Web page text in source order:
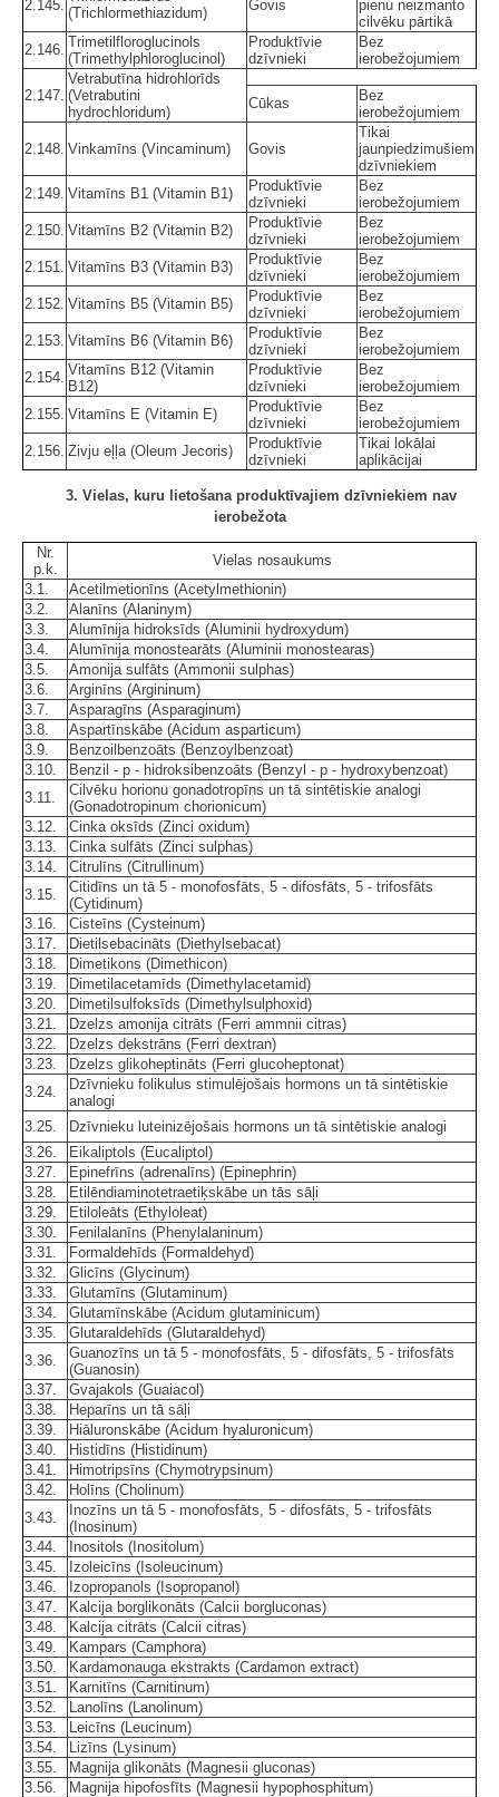
2.145. (Trichlormethiazidum)
Govis
pienu neizmanto
cilvēku pārtikā
2.146. Trimetilfloroglucinols
(Trimethylphloroglucinol)
Produktīvie
dzīvnieki
Bez
ierobežojumiem
2.147.
Vetrabutīna hidrohlorīds
(Vetrabutini
hydrochloridum)
Cūkas
Bez
ierobežojumiem
2.148. Vinkamīns (Vincaminum) Govis
Tikai
jaunpiedzimušiem
dzīvniekiem
2.149. Vitamīns B1 (Vitamin B1)
Produktīvie
dzīvnieki
Bez
ierobežojumiem
2.150. Vitamīns B2 (Vitamin B2)
Produktīvie
dzīvnieki
Bez
ierobežojumiem
2.151.
Vitamīns B3 (Vitamin B3)
Produktīvie
dzīvnieki
Bez
ierobežojumiem
2.152. Vitamīns B5 (Vitamin B5)
Produktīvie
dzīvnieki
Bez
ierobežojumiem
2.153. Vitamīns B6 (Vitamin B6)
Produktīvie
dzīvnieki
Bez
ierobežojumiem
2.154. Vitamīns B12 (Vitamin
B12)
Produktīvie
dzīvnieki
Bez
ierobežojumiem
2.155. Vitamīns E (Vitamin E)
Produktīvie
dzīvnieki
Bez
ierobežojumiem
2.156. Zivju eļļa (Oleum Jecoris)
Produktīvie
dzīvnieki
Tikai lokālai
aplikācijai
3. Vielas, kuru lietošana produktīvajiem dzīvniekiem nav
ierobežota
Nr.
p.k.
Vielas nosaukums
3.1.
Acetilmetionīns (Acetylmethionin)
3.2.
Alanīns (Alaninym)
3.3.
Alumīnija hidroksīds (Aluminii hydroxydum)
3.4.
Alumīnija monostearāts (Aluminii monostearas)
3.5.
Amonija sulfāts (Ammonii sulphas)
3.6.
Arginīns (Argininum)
3.7.
Asparagīns (Asparaginum)
3.8.
Aspartīnskābe (Acidum asparticum)
3.9.
Benzoilbenzoāts (Benzoylbenzoat)
3.10.
Benzil - p - hidroksibenzoāts (Benzyl - p - hydroxybenzoat)
3.11.
Cilvēku horionu gonadotropīns un tā sintētiskie analogi
(Gonadotropinum chorionicum)
3.12.
Cinka oksīds (Zinci oxidum)
3.13.
Cinka sulfāts (Zinci sulphas)
3.14.
Citrulīns (Citrullinum)
3.15.
Citidīns un tā 5 - monofosfāts, 5 - difosfāts, 5 - trifosfāts
(Cytidinum)
3.16.
Cisteīns (Cysteinum)
3.17.
Dietilsebacināts (Diethylsebacat)
3.18.
Dimetikons (Dimethicon)
3.19.
Dimetilacetamīds (Dimethylacetamid)
3.20.
Dimetilsulfoksīds (Dimethylsulphoxid)
3.21.
Dzelzs amonija citrāts (Ferri ammnii citras)
3.22.
Dzelzs dekstrāns (Ferri dextran)
3.23.
Dzelzs glikoheptināts (Ferri glucoheptonat)
3.24.
Dzīvnieku folikulus stimulējošais hormons un tā sintētiskie
analogi
3.25.
Dzīvnieku luteinizējošais hormons un tā sintētiskie analogi
3.26.
Eikaliptols (Eucaliptol)
3.27.
Epinefrīns (adrenalīns) (Epinephrin)
3.28.
Etilēndiaminotetraetiķskābe un tās sāļi
3.29.
Etiloleāts (Ethyloleat)
3.30.
Fenilalanīns (Phenylalaninum)
3.31.
Formaldehīds (Formaldehyd)
3.32.
Glicīns (Glycinum)
3.33.
Glutamīns (Glutaminum)
3.34.
Glutamīnskābe (Acidum glutaminicum)
3.35.
Glutaraldehīds (Glutaraldehyd)
3.36.
Guanozīns un tā 5 - monofosfāts, 5 - difosfāts, 5 - trifosfāts
(Guanosin)
3.37.
Gvajakols (Guaiacol)
3.38.
Heparīns un tā sāļi
3.39.
Hiāluronskābe (Acidum hyaluronicum)
3.40.
Histidīns (Histidinum)
3.41.
Himotripsīns (Chymotrypsinum)
3.42.
Holīns (Cholinum)
3.43.
Inozīns un tā 5 - monofosfāts, 5 - difosfāts, 5 - trifosfāts
(Inosinum)
3.44.
Inositols (Inositolum)
3.45.
Izoleicīns (Isoleucinum)
3.46.
Izopropanols (Isopropanol)
3.47.
Kalcija borglikonāts (Calcii borgluconas)
3.48.
Kalcija citrāts (Calcii citras)
3.49.
Kampars (Camphora)
3.50.
Kardamonauga ekstrakts (Cardamon extract)
3.51.
Karnitīns (Carnitinum)
3.52.
Lanolīns (Lanolinum)
3.53.
Leicīns (Leucinum)
3.54.
Lizīns (Lysinum)
3.55.
Magnija glikonāts (Magnesii gluconas)
3.56.
Magnija hipofosfīts (Magnesii hypophosphitum)